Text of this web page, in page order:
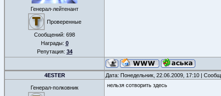
Генерал-лейтенант
Проверенные
Сообщений: 698
Награды: 0
Репутация: 34
4ESTER Дата: Понедельник, 22.06.2009, 17:10 |
Генерал-полковник нельзя сотворить здесь